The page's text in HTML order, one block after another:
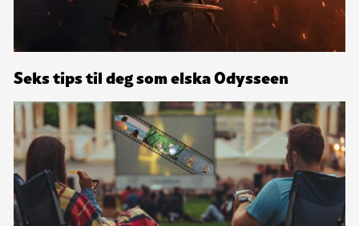
Seks tips til deg som elska Odysseen